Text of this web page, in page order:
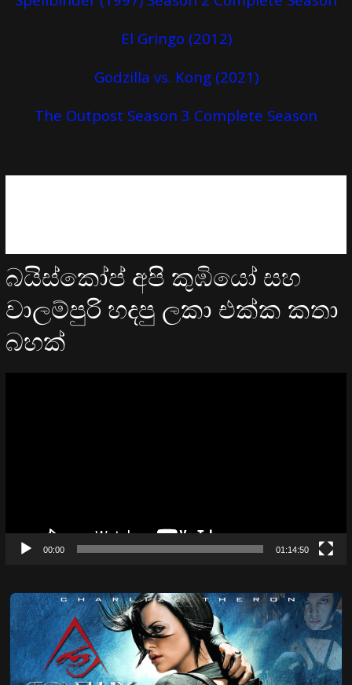
El Gringo (2012)
Godzilla vs. Kong (2021)
The Outpost Season 3 Complete Season
බයිස්කෝප් අපි කුඹියෝ සහ
වාලම්පුරි හදපු ලකා එක්ක කතා
බහක්
00:00 01:14:50